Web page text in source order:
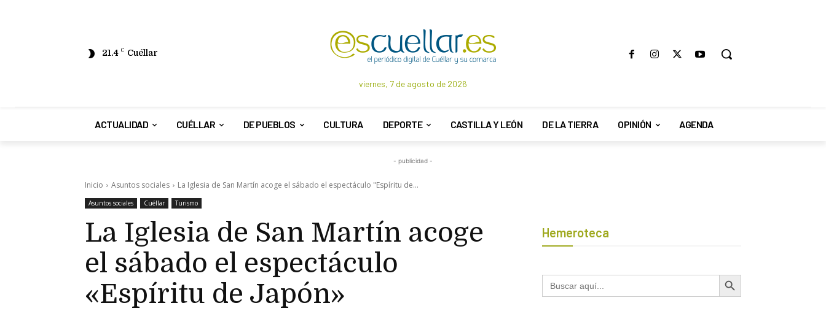
21.4 C Cuéllar
viernes, 7 de agosto de 2026
ACTUALIDAD CUÉLLAR DE PUEBLOS CULTURA DEPORTE CASTILLA Y LEÓN DE LA TIERRA OPINIÓN AGENDA
- publicidad -
Inicio Asuntos sociales La Iglesia de San Martín acoge el sábado el espectáculo "Espíritu de...
Asuntos sociales Cuéllar Turismo
La Iglesia de San Martín acoge
el sábado el espectáculo
«Espíritu de Japón»
Hemeroteca
Buscar: Botón de búsqueda